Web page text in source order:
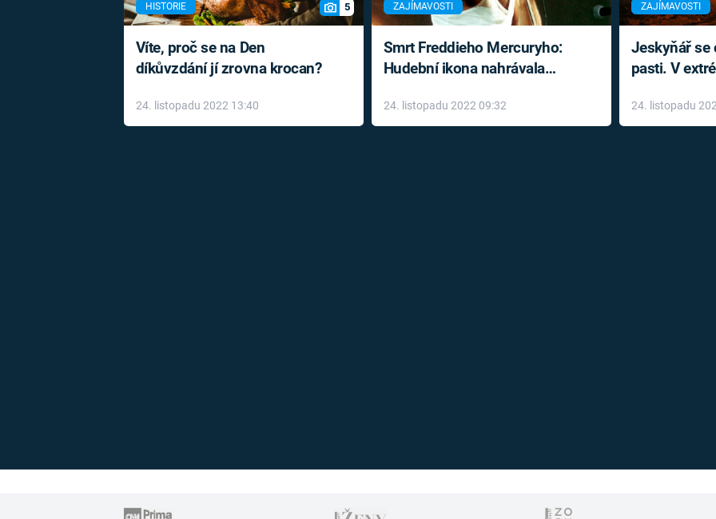
HISTORIE 5
Víte, proč se na Den
díkůvzdání jí zrovna krocan?
24. listopadu 2022 13:40
ZAJÍMAVOSTI
Smrt Freddieho Mercuryho:
Hudební ikona nahrávala
léky
24. listopadu 2022 09:32
ZAJÍMAVOSTI
Jeskyňář se
pasti. V
24. listopadu